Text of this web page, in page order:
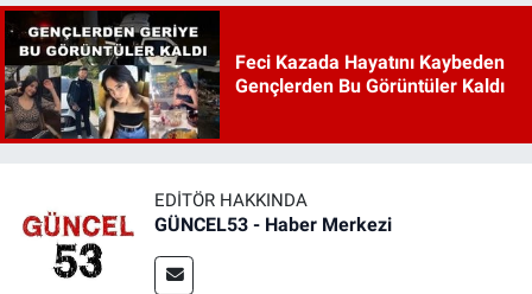
Feci Kazada Hayatını Kaybeden
Gençlerden Bu Görüntüler Kaldı
EDITÖR HAKKINDA
GÜNCEL53 - Haber Merkezi